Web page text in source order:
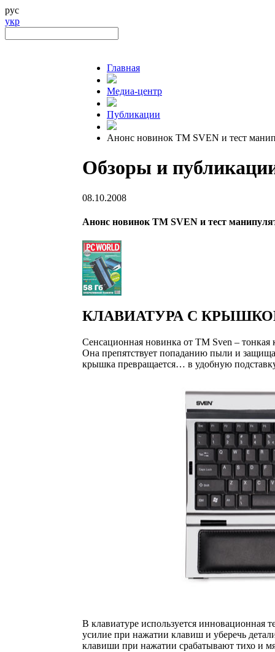
рус
укр
Главная
Медиа-центр
Публикации
Анонс новинок TM SVEN и тест
Обзоры и
08.10.2008
Анонс новинок TM SVEN и тест
КЛАВИАТУРА С
Сенсационная новинка от ТМ Sven – тонкая
Она препятствует попаданию пыли и
крышка превращается… в удобную
В клавиатуре используется инновационная
усилие при нажатии клавиш и уберечь
клавиши при нажатии срабатывают тихо и